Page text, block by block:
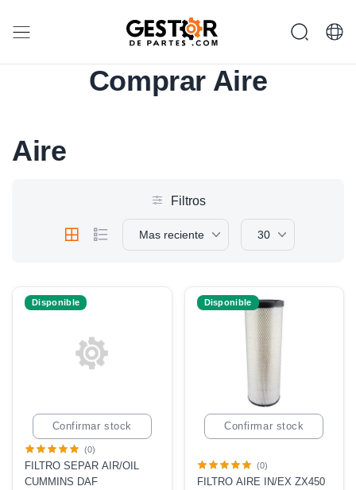
Comprar Aire
Aire
Filtros
Mas reciente 30
Confirmar stock
Disponible
(0)
FILTRO SEPAR AIR/OIL
CUMMINS DAF
Confirmar stock
Disponible
(0)
FILTRO AIRE IN/EX ZX450